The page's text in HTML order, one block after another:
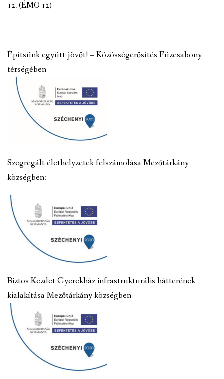
12. (ÉMO 12)
Építsünk együtt jövőt! – Közösségerősítés Füzesabony
térségében
Szegregált élethelyzetek felszámolása Mezőtárkány
községben:
Biztos Kezdet Gyerekház infrastrukturális hátterének
kialakítása Mezőtárkány községben